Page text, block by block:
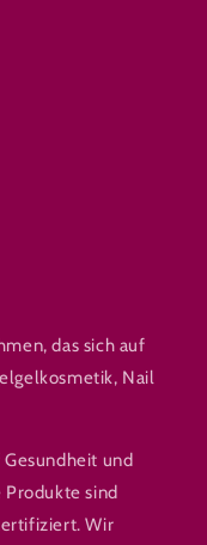
das sich auf
Nail
und
sind
Wir